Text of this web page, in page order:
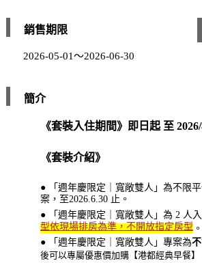
銷售期限
2026-05-01～2026-06-30
簡介
《套裝入住期間》 即日起 至 2026/
《套裝介紹》
● 「週年慶限定｜寬敞雙人」為不限
案，至2026.6.30 止。
● 「週年慶限定｜寬敞雙人」為 2 人
型依現場排房為準，不開放指定房型。
● 「週年慶限定｜寬敞雙人」專案為
後可以專屬優惠價加購【港都經典早餐